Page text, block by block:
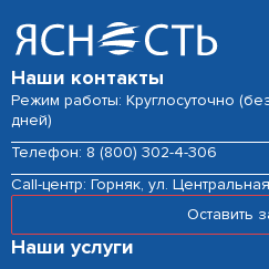
Наши контакты
Режим работы: Круглосуточно
дней)
Телефон: 8 (800) 302-4-306
Сall-центр: Горняк, ул.
Оставить
Наши услуги